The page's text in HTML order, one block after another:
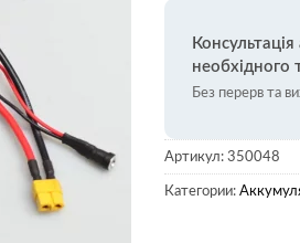
необхідного
Без перерв та
Артикул: 350048
Категории: